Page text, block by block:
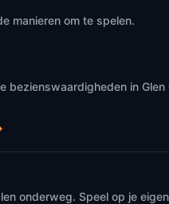
manieren om te spelen.
bezienswaardigheden in
onderweg. Speel op je